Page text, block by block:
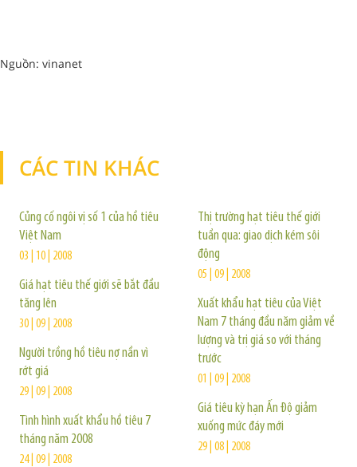
Nguồn: vinanet
CÁC TIN KHÁC
Củng cố ngôi vị số 1 của hồ tiêu
Việt Nam
03 | 10 | 2008
Giá hạt tiêu thế giới sẽ bắt đầu
tăng lên
30 | 09 | 2008
Người trồng hồ tiêu nợ nần vì
rớt giá
29 | 09 | 2008
Tình hình xuất khẩu hồ tiêu 7
tháng năm 2008
24 | 09 | 2008
Thị trường hạt tiêu thế giới
tuần qua: giao dịch kém sôi
động
05 | 09 | 2008
Xuất khẩu hạt tiêu của Việt
Nam 7 tháng đầu năm giảm về
lượng và trị giá so với tháng
trước
01 | 09 | 2008
Giá tiêu kỳ hạn Ấn Độ giảm
xuống mức đáy mới
29 | 08 | 2008